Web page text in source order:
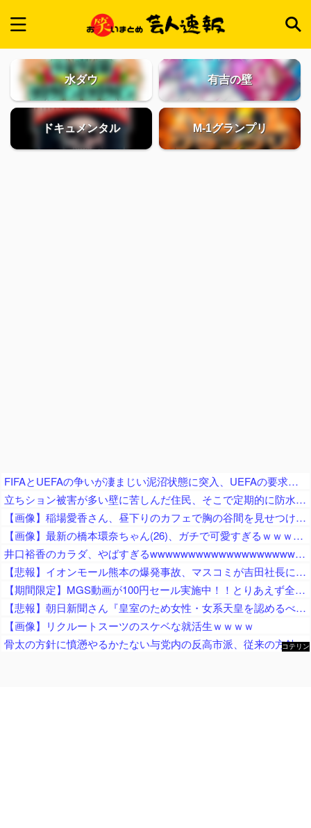
水ダウ 有吉の壁
ドキュメンタル M-1グランプリ
FIFAとUEFAの争いが凄まじい泥沼状態に突入、UEFAの要求を呑んだFIFAだったがUEFA側は強硬姿勢を崩さず……
立ちション被害が多い壁に苦しんだ住民、そこで定期的に防水スプレーを吹きかけておいた結果……
【画像】稲場愛香さん、昼下りのカフェで胸の谷間を見せつける痴女っぷりを披露ｗ
【画像】最新の橋本環奈ちゃん(26)、ガチで可愛すぎるｗｗｗｗｗ
井口裕香のカラダ、やばすぎるwwwwwwwwwwwwwwwwwwwww
【悲報】イオンモール熊本の爆発事故、マスコミが吉田社長にイオンのせいでガス漏れたと言わんばかりのガン詰め記者会見がネットで話題に → ………
【期間限定】MGS動画が100円セール実施中！！とりあえず全部買うやろｗｗｗｗｗ
【悲報】朝日新聞さん『皇室のため女性・女系天皇を認めるべき！』から『天皇制、なぜ続けるのか問う』『そもそも皇室必要なのか？』とついに本音をポロリ ｗｗｗｗｗｗｗ
【画像】リクルートスーツのスケベな就活生ｗｗｗｗ
骨太の方針に憤懣やるかたない与党内の反高市派、従来の方針を継続させるために動き出して……
コテリン